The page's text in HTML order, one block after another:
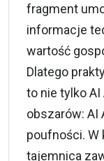
fragment
informacje
wartość
Dlatego
to nie tylko
obszarów: AI
poufności. W
tajemnica